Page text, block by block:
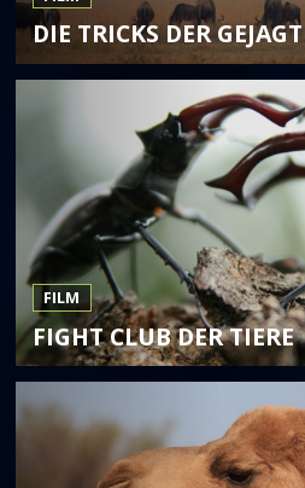
DIE TRICKS DER
FILM
FIGHT CLUB DER TIERE